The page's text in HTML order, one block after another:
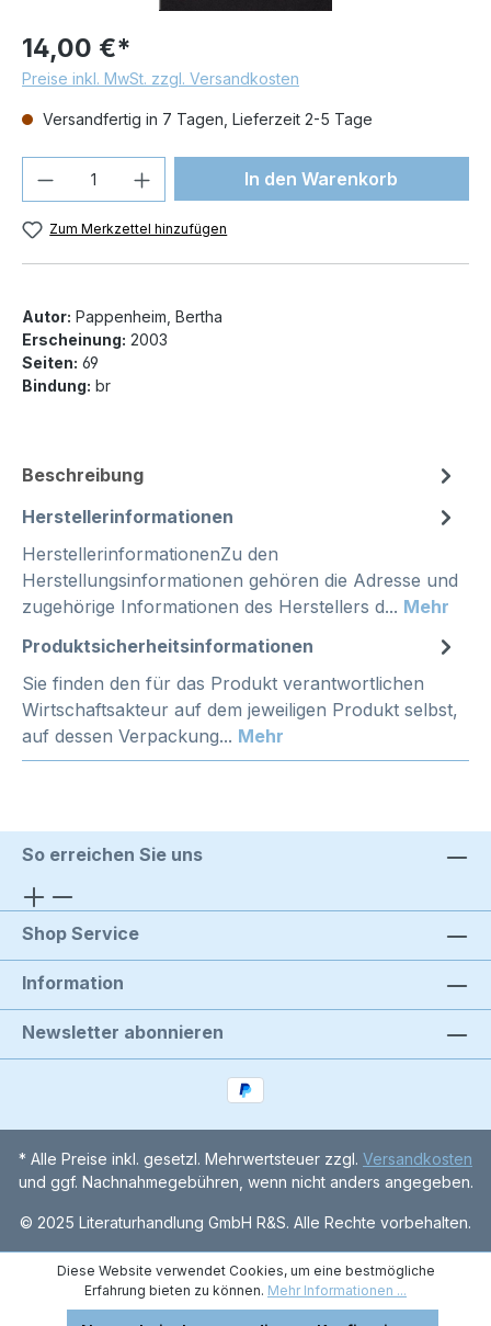
14,00 €*
Preise inkl. MwSt. zzgl. Versandkosten
Versandfertig in 7 Tagen, Lieferzeit 2-5 Tage
Produkt Anzahl: Gib denIn den Warenkorb
Zum Merkzettel hinzufügen
Autor: Pappenheim, Bertha
Erscheinung: 2003
Seiten: 69
Bindung: br
Beschreibung
Herstellerinformationen
HerstellerinformationenZu den
Herstellungsinformationen gehören die Adresse und
zugehörige Informationen des Herstellers d... Mehr
Produktsicherheitsinformationen
Sie finden den für das Produkt verantwortlichen
Wirtschaftsakteur auf dem jeweiligen Produkt selbst,
auf dessen Verpackung... Mehr
So erreichen Sie uns
Shop Service
Information
Newsletter abonnieren
* Alle Preise inkl. gesetzl. Mehrwertsteuer zzgl. Versandkosten
und ggf. Nachnahmegebühren, wenn nicht anders angegeben.
© 2025 Literaturhandlung GmbH R&S. Alle Rechte vorbehalten.
Diese Website verwendet Cookies, um eine bestmögliche
Erfahrung bieten zu können. Mehr Informationen ...